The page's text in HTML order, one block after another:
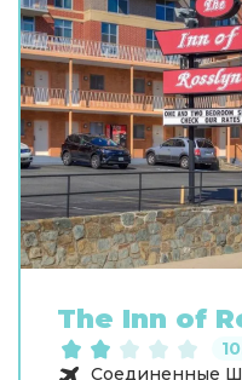
The Inn of
Соединенные